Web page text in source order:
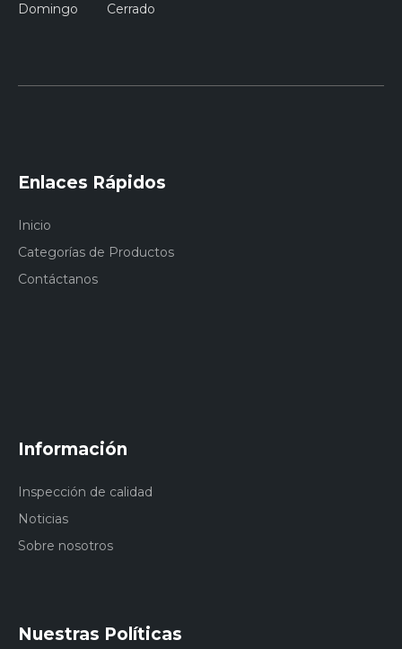
Domingo Cerrado
Enlaces Rápidos
Inicio
Categorías de Productos
Contáctanos
Información
Inspección de calidad
Noticias
Sobre nosotros
Nuestras Políticas